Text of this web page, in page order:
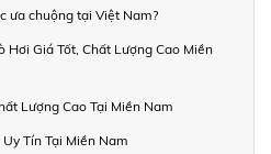
ưa chuộng tại Việt Nam?
Giá Tốt, Chất Lượng Cao Miền
Lượng Cao Tại Miền Nam
Tín Tại Miền Nam